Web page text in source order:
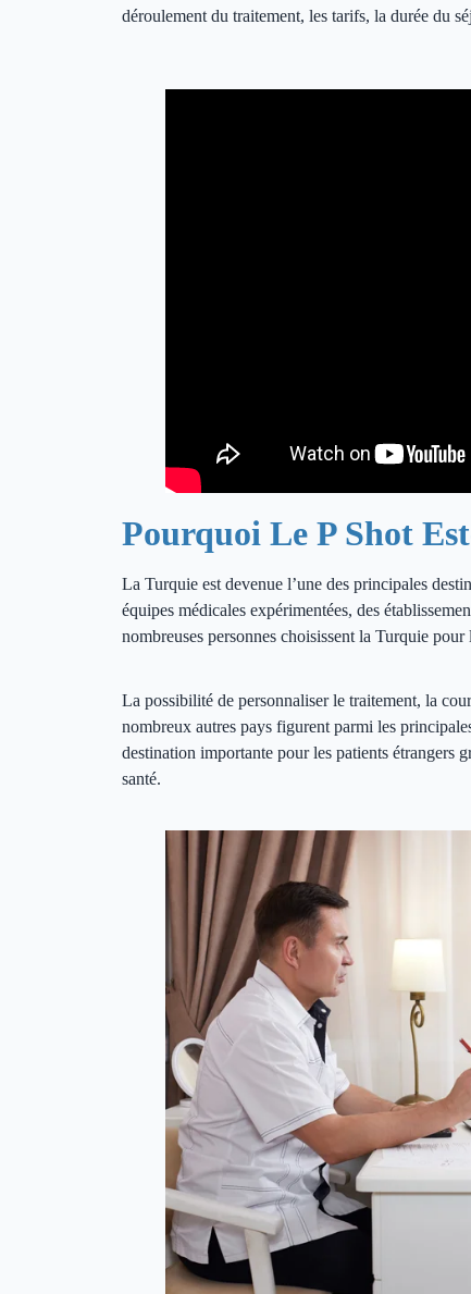
déroulement du traitement, les tarifs, la durée du
Traitement P Shot en Turquie
Pourquoi Le P Shot
La Turquie est devenue l’une des principales
équipes médicales expérimentées, des
nombreuses personnes choisissent la Turquie pour
La possibilité de personnaliser le traitement, la
nombreux autres pays figurent parmi les
destination importante pour les patients étrangers
santé.